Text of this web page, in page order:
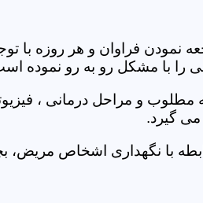
نمودن فراوان و هر روزه
را با مشکل رو به رو نموده
و مراحل درمانی ،
گیرد.
با نگهداری اشخاص مریض،